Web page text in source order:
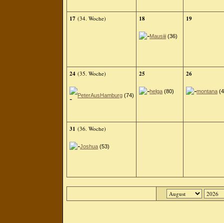
17 (34. Woche) 18
Mausiii (36)
19
24 (35. Woche)
PeterAusHamburg (74)
25
helga (80)
26
montana
31 (36. Woche)
Joshua (53)